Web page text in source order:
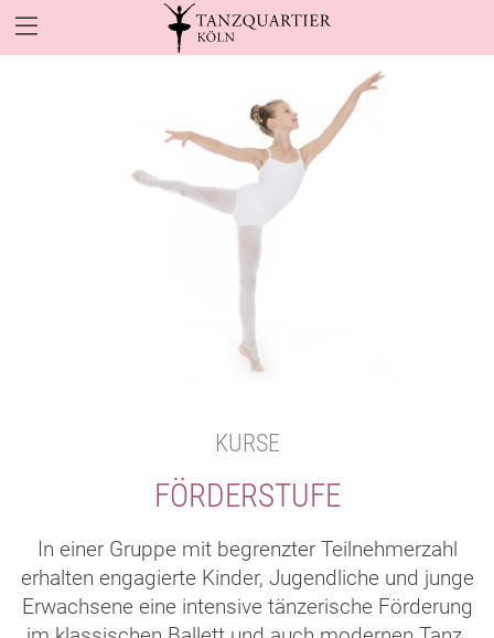
KURSE
FÖRDERSTUFE
In einer Gruppe mit begrenzter Teilnehmerzahl
erhalten engagierte Kinder, Jugendliche und junge
Erwachsene eine intensive tänzerische Förderung